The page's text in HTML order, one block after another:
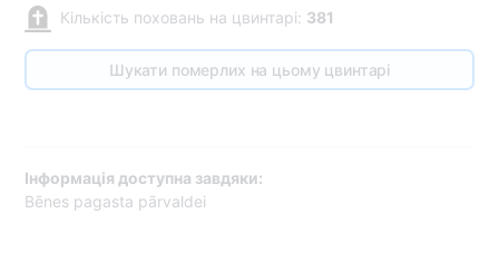
Кількість поховань на цвинтарі: 381
Шукати померлих на цьому цвинтарі
Інформація доступна завдяки:
Bēnes pagasta pārvaldei